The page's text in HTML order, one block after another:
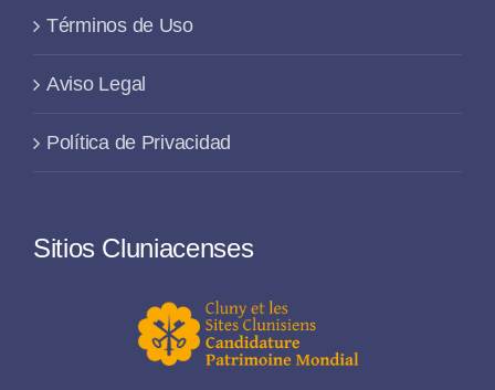
Términos de Uso
Aviso Legal
Política de Privacidad
Sitios Cluniacenses